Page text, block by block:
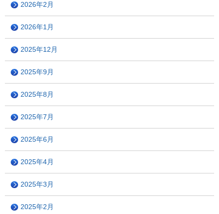
2026年2月
2026年1月
2025年12月
2025年9月
2025年8月
2025年7月
2025年6月
2025年4月
2025年3月
2025年2月